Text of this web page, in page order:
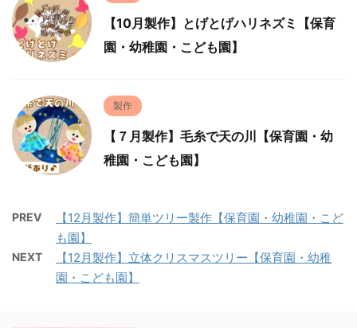
【10月製作】とげとげハリネズミ【保育
園・幼稚園・こども園】
製作
【７月製作】毛糸で天の川【保育園・幼
稚園・こども園】
PREV
【12月製作】簡単ツリー製作【保育園・幼稚園・こど
も園】
NEXT
【12月製作】立体クリスマスツリー【保育園・幼稚
園・こども園】